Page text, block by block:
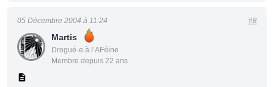
Martis
Drogué·e à l’AFéine
Membre depuis 22 ans
05 Décembre 2004 à 11:24 #8